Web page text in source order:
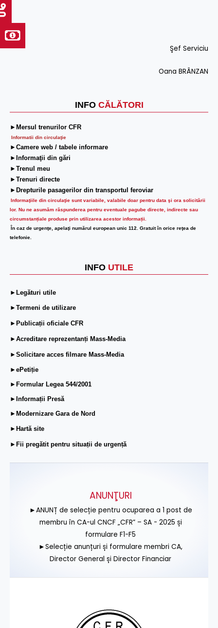
INFO CĂLĂTORI
►Mersul trenurilor CFR
Informatii din circulaţie
►Camere web / tabele informare
►Informaţii din gări
►Trenul meu
►Trenuri directe
►Drepturile pasagerilor din transportul feroviar
Informaţiile din circulaţie sunt variabile, valabile doar pentru data şi ora solicitării
lor. Nu ne asumăm răspunderea pentru eventuale pagube directe, indirecte sau
circumstanțiale produse prin utilizarea acestor informații.
În caz de urgenţe, apelaţi numărul european unic 112. Gratuit în orice reţea de
telefonie.
INFO UTILE
►Legături utile
►Termeni de utilizare
►Publicații oficiale CFR
►Acreditare reprezentanți Mass-Media
►Solicitare acces filmare Mass-Media
►ePetiție
►Formular Legea 544/2001
►Informații Presă
►Modernizare Gara de Nord
►Hartă site
►Fii pregătit pentru situații de urgență
Şef Serviciu
Oana BRÂNZAN
ANUNŢURI
►ANUNȚ de selecție pentru ocuparea a 1 post de
membru în CA-ul CNCF „CFR” – SA - 2025 și
formulare F1-F5
►Selecție anunțuri și formulare membri CA,
Director General și Director Financiar